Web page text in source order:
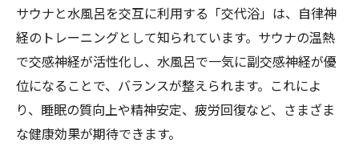
サウナ癒し時間がメンタルに与える影響
サウナと水風呂を交互に利用する「交代浴」は、自律神
経のトレーニングとして知られています。サウナの温熱
で交感神経が活性化し、水風呂で一気に副交感神経が優
位になることで、バランスが整えられます。これによ
り、睡眠の質向上や精神安定、疲労回復など、さまざま
な健康効果が期待できます。